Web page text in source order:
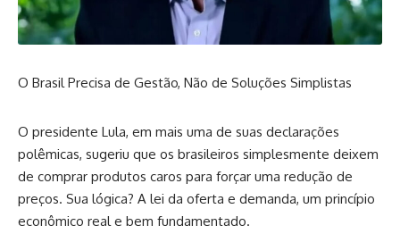
O Brasil Precisa de Gestão, Não de Soluções Simplistas
O presidente Lula, em mais uma de suas declarações
polêmicas, sugeriu que os brasileiros simplesmente deixem
de comprar produtos caros para forçar uma redução de
preços. Sua lógica? A lei da oferta e demanda, um princípio
econômico real e bem fundamentado.